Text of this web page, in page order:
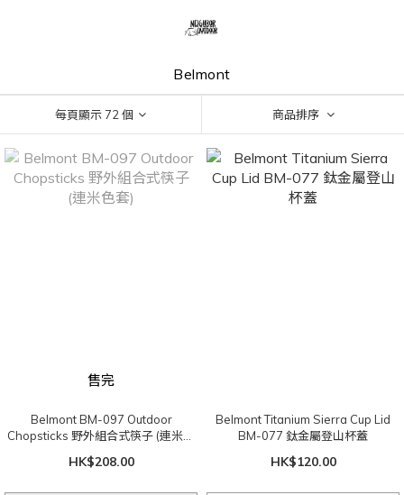
Belmont
每頁顯示 72 個 商品排序
售完
Belmont BM-097 Outdoor
Chopsticks 野外組合式筷子 (連米色
HK$208.00
Belmont Titanium Sierra Cup Lid
BM-077 鈦金屬登山杯蓋
HK$120.00